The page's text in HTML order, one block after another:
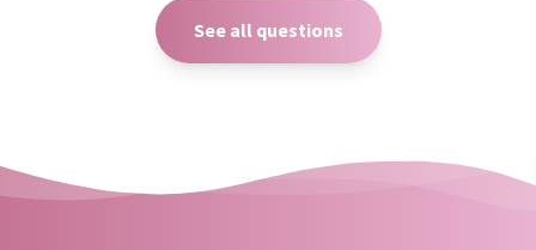
See all questions